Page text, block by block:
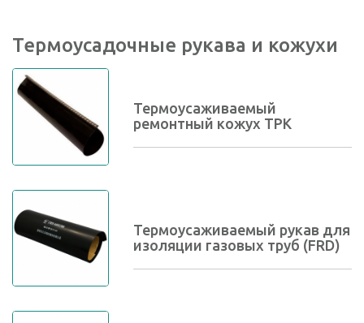
Термоусадочные рукава и кожухи
Термоусаживаемый
ремонтный кожух ТРК
Термоусаживаемый рукав для
изоляции газовых труб (FRD)